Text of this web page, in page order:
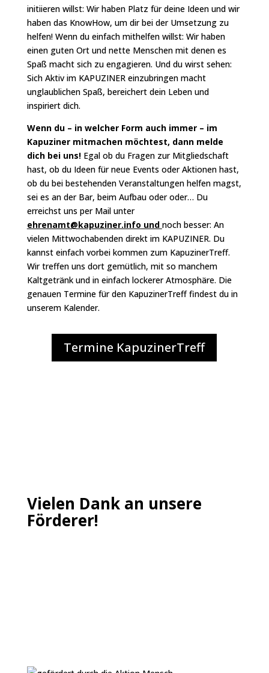
initiieren willst: Wir haben Platz für deine Ideen und wir
haben das KnowHow, um dir bei der Umsetzung zu
helfen! Wenn du einfach mithelfen willst: Wir haben
einen guten Ort und nette Menschen mit denen es
Spaß macht sich zu engagieren. Und du wirst sehen:
Sich Aktiv im KAPUZINER einzubringen macht
unglaublichen Spaß, bereichert dein Leben und
inspiriert dich.
Wenn du – in welcher Form auch immer – im
Kapuziner mitmachen möchtest, dann melde
dich bei uns!Egal ob du Fragen zur Mitgliedschaft
hast, ob du Ideen für neue Events oder Aktionen hast,
ob du bei bestehenden Veranstaltungen helfen magst,
sei es an der Bar, beim Aufbau oder oder… Du
erreichst uns per Mail unter
ehrenamt@kapuziner.info und noch besser: An
vielen Mittwochabenden direkt im KAPUZINER. Du
kannst einfach vorbei kommen zum KapuzinerTreff.
Wir treffen uns dort gemütlich, mit so manchem
Kaltgetränk und in einfach lockerer Atmosphäre. Die
genauen Termine für den KapuzinerTreff findest du in
unserem Kalender.
Termine KapuzinerTreff
Vielen Dank an unsere
Förderer!